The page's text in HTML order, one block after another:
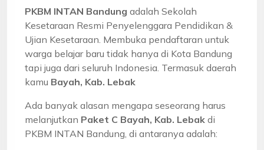
PKBM INTAN Bandung adalah Sekolah
Kesetaraan Resmi Penyelenggara Pendidikan &
Ujian Kesetaraan. Membuka pendaftaran untuk
warga belajar baru tidak hanya di Kota Bandung
tapi juga dari seluruh Indonesia. Termasuk daerah
kamu Bayah, Kab. Lebak
Ada banyak alasan mengapa seseorang harus
melanjutkan Paket C Bayah, Kab. Lebak di
PKBM INTAN Bandung, di antaranya adalah: